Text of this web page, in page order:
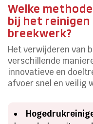
Welke
bij het
breekwerk?
Het verwijderen van
verschillende
innovatieve en
afvoer snel en veilig